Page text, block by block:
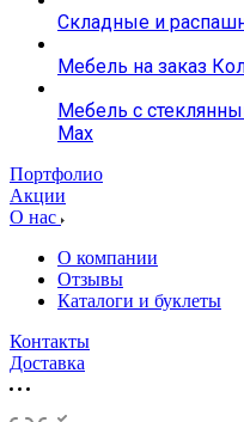
Складные и
Мебель на заказ
Мебель с
Max
Портфолио
Акции
О нас
О компании
Отзывы
Каталоги и буклеты
Контакты
Доставка